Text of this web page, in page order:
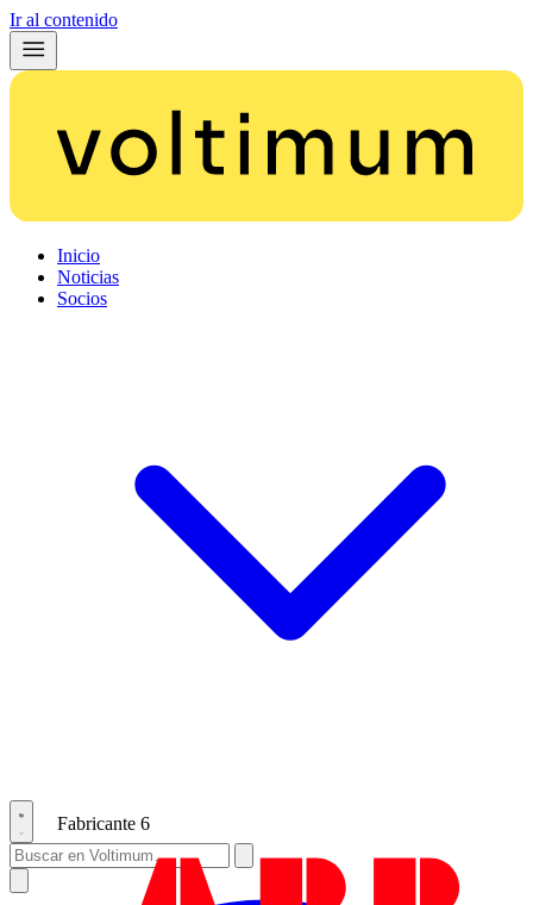
Ir al contenido
Inicio
Noticias
Socios
Fabricante 6